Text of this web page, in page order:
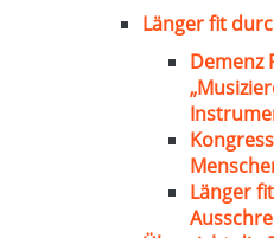
Länger fit
Demenz
Länger